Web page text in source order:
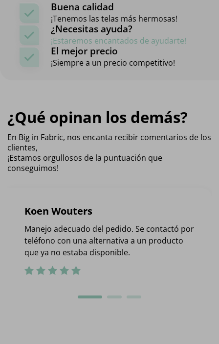
Buena calidad
¡Tenemos las telas más hermosas!
¿Necesitas ayuda?
¡Estaremos encantados de ayudarte!
El mejor precio
¡Siempre a un precio competitivo!
¿Qué opinan los demás?
En Big in Fabric, nos encanta recibir comentarios de los
clientes,
¡Estamos orgullosos de la puntuación que
conseguimos!
Koen Wouters
Manejo adecuado del pedido. Se contactó por
teléfono con una alternativa a un producto
que ya no estaba disponible.